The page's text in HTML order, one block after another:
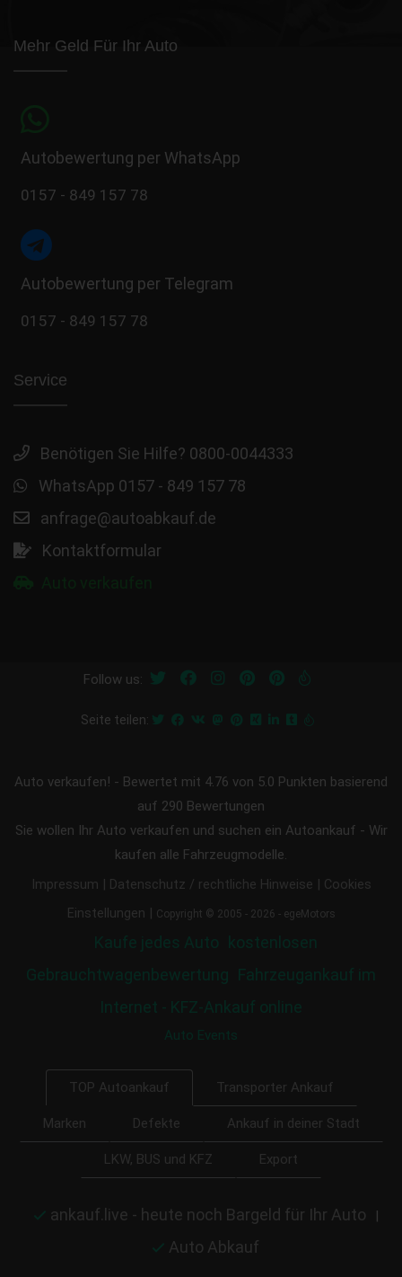
Mehr Geld Für Ihr Auto
Autobewertung per WhatsApp
0157 - 849 157 78
Autobewertung per Telegram
0157 - 849 157 78
Service
Benötigen Sie Hilfe? 0800-0044333
WhatsApp 0157 - 849 157 78
anfrage@autoabkauf.de
Kontaktformular
Follow us:
Seite teilen:
Auto verkaufen! - Bewertet mit 4.76 von 5.0 Punkten basierend
auf 290 Bewertungen
Sie wollen Ihr Auto verkaufen und suchen ein Autoankauf - Wir
kaufen alle Fahrzeugmodelle.
Impressum | Datenschutz / rechtliche Hinweise | Cookies
Einstellungen | Copyright © 2005 - 2026 - egeMotors
Kaufe jedes Auto kostenlosen
Gebrauchtwagenbewertung Fahrzeugankauf im
Internet - KFZ-Ankauf online
Auto Events
TOP Autoankauf Transporter Ankauf
Marken Defekte Ankauf in deiner Stadt
LKW, BUS und KFZ Export
ankauf.live - heute noch Bargeld für Ihr Auto |
Auto Abkauf